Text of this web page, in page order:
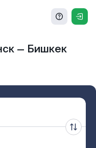
— Бишкек